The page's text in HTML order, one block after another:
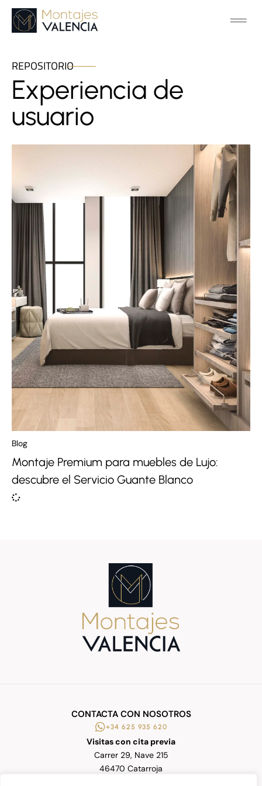
REPOSITORIO
Experiencia de
usuario
Blog
Montaje Premium para muebles de Lujo:
descubre el Servicio Guante Blanco
CONTACTA CON NOSOTROS
+34 625 935 620
Visitas con cita previa
Carrer 29, Nave 215
46470 Catarroja